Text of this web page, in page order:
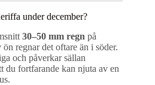
under december?
30–50 mm regn på
regnar det oftare än i söder.
och påverkar sällan
du fortfarande kan njuta av en